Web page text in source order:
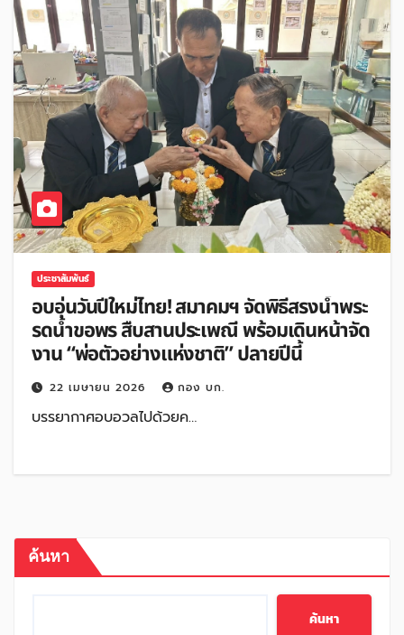
ประชาสัมพันธ์
อบอุ่นวันปีใหม่ไทย! สมาคมฯ จัดพิธีสรงน้ำพระ
รดน้ำขอพร สืบสานประเพณี พร้อมเดินหน้าจัด
งาน “พ่อตัวอย่างแห่งชาติ” ปลายปีนี้
22 เมษายน 2026 กอง บก.
บรรยากาศอบอวลไปด้วยค…
ค้นหา
ค้นหา